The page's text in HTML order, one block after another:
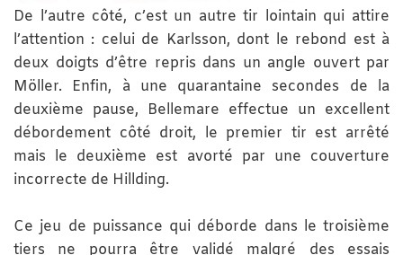
De l’autre côté, c’est un autre tir lointain qui attire
l’attention : celui de Karlsson, dont le rebond est à
deux doigts d’être repris dans un angle ouvert par
Möller. Enfin, à une quarantaine secondes de la
deuxième pause, Bellemare effectue un excellent
débordement côté droit, le premier tir est arrêté
mais le deuxième est avorté par une couverture
incorrecte de Hillding.
Ce jeu de puissance qui déborde dans le troisième
tiers ne pourra être validé malgré des essais